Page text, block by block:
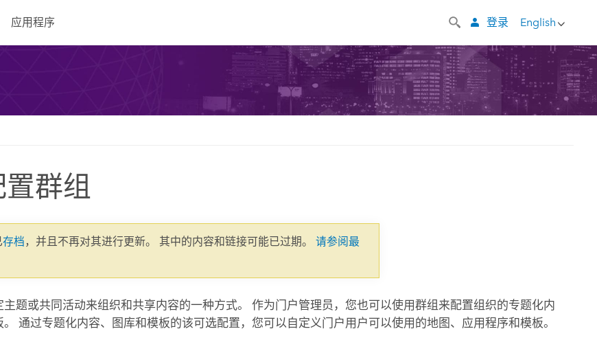
应用程序 English
登录
群组
存档，并且不再对其进行更新。 其中的内容和链接可能已过期。请参阅最
主题或共同活动来组织和共享内容的一种方式。 作为门户管理员，您也可以使用群组来配置组织的专题化内
通过专题化内容、图库和模板的该可选配置，您可以自定义门户用户可以使用的地图、应用程序和模板。